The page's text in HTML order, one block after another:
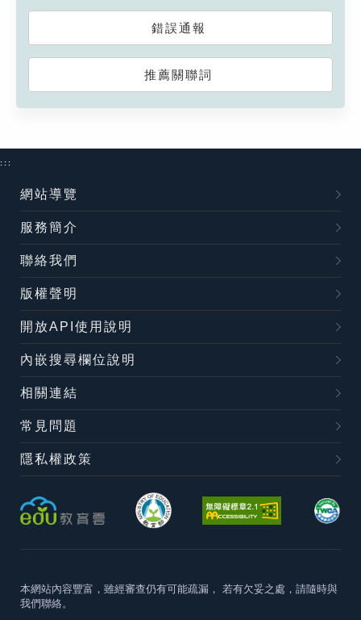
錯誤通報
推薦關聯詞
:::
網站導覽
服務簡介
聯絡我們
版權聲明
開放API使用說明
內嵌搜尋欄位說明
相關連結
常見問題
隱私權政策
本網站內容豐富，雖經審查仍有可能疏漏， 若有欠妥之處，請隨時與
我們聯絡。